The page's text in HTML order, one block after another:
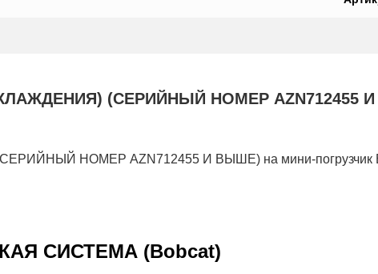
(СЕРИЙНЫЙ НОМЕР AZN712455 И
НОМЕР AZN712455 И ВЫШЕ) на мини-погрузчик
СИСТЕМА (Bobcat)